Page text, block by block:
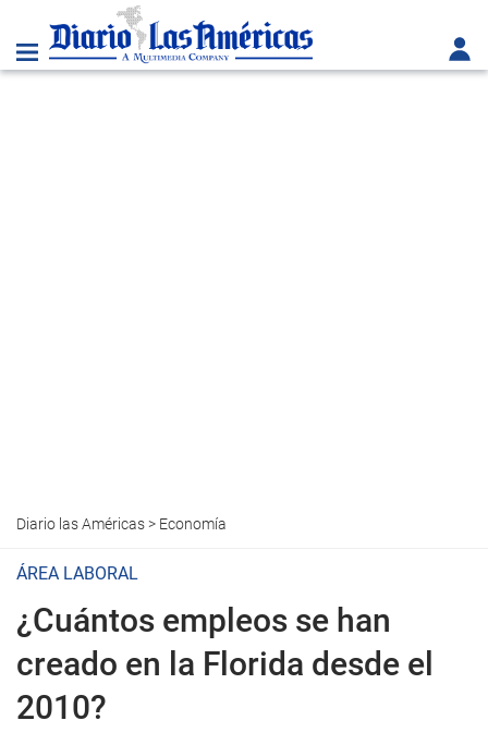
Diario las Américas> Economía
ÁREA LABORAL
¿Cuántos empleos se han
creado en la Florida desde el
2010?